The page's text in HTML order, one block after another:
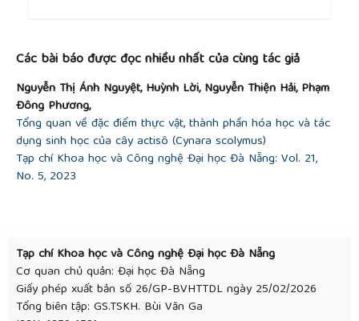
Các bài báo được đọc nhiều nhất của cùng tác giả
Nguyễn Thị Ánh Nguyệt, Huỳnh Lời, Nguyễn Thiện Hải, Phạm
Đông Phương,
Tổng quan về đặc điểm thực vật, thành phần hóa học và tác
dụng sinh học của cây actisô (Cynara scolymus)
Tạp chí Khoa học và Công nghệ Đại học Đà Nẵng: Vol. 21,
No. 5, 2023
Tạp chí Khoa học và Công nghệ Đại học Đà Nẵng
Cơ quan chủ quản: Đại học Đà Nẵng
Giấy phép xuất bản số 26/GP-BVHTTDL ngày 25/02/2026
Tổng biên tập: GS.TSKH. Bùi Văn Ga